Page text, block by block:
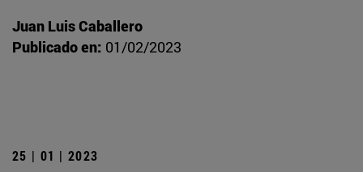
Juan Luis Caballero
Publicado en: 01/02/2023
25 | 01 | 2023